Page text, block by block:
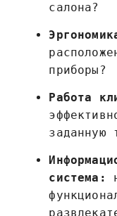
салона?
приборы?
Работа
заданную
система: